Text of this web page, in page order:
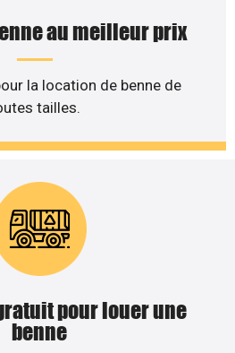
au meilleur prix
la location de benne de
tailles.
pour louer une
benne